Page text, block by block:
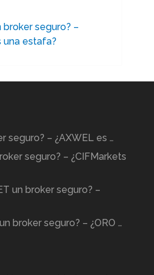
broker seguro? –
una estafa?
seguro? – ¿AXWEL es …
seguro? – ¿CIFMarkets
un broker seguro? –
broker seguro? – ¿ORO …